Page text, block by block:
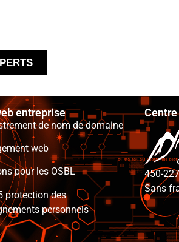
entreprise
de nom de domaine
web
pour les OSBL
protection des
personnels
450-
Sans